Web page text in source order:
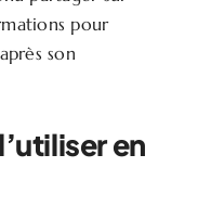
pour
son
en